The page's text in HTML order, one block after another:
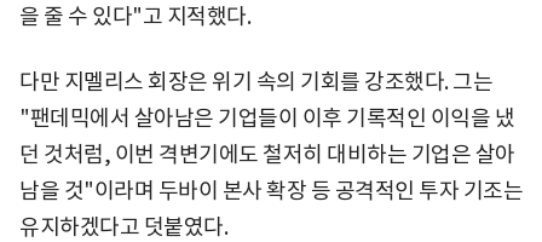
을 줄 수 있다"고 지적했다.
다만 지멜리스 회장은 위기 속의 기회를 강조했다. 그는
"팬데믹에서 살아남은 기업들이 이후 기록적인 이익을 냈
던 것처럼, 이번 격변기에도 철저히 대비하는 기업은 살아
남을 것"이라며 두바이 본사 확장 등 공격적인 투자 기조는
유지하겠다고 덧붙였다.